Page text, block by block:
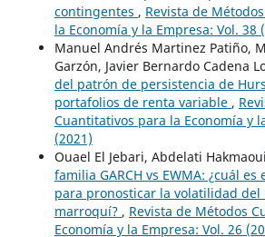
contingentes , Revista de
la Economía y la Empresa: Vol. 38
Manuel Andrés Martinez Patiño,
Garzón, Javier Bernardo Cadena
del patrón de persistencia de
portafolios de renta variable ,
Cuantitativos para la Economía y
(2021)
Ouael El Jebari, Abdelati
familia GARCH vs EWMA: ¿cuál
para pronosticar la volatilidad del
marroquí? , Revista de Métodos
Economía y la Empresa: Vol. 26